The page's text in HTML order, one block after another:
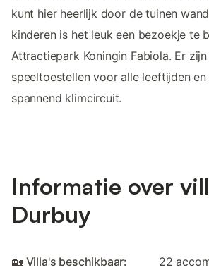
kunt hier heerlijk door de tuinen
kinderen is het leuk een bezoekje te
Attractiepark Koningin Fabiola. Er
speeltoestellen voor alle leeftijden en
spannend klimcircuit.
Informatie over
Durbuy
🏡 Villa's beschikbaar: 22